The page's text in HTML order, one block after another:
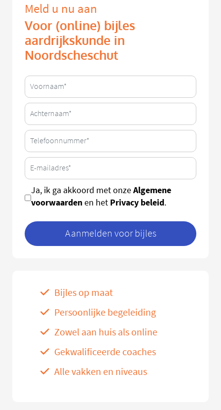
Meld u nu aan
Voor (online) bijles
aardrijkskunde in
Noordscheschut
Ja, ik ga akkoord met onzeAlgemene
voorwaardenen het Privacy beleid.
Aanmelden voor bijles
Bijles op maat
Persoonlijke begeleiding
Zowel aan huis als online
Gekwalificeerde coaches
Alle vakken en niveaus